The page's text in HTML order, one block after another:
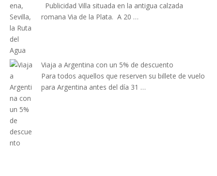
Publicidad Villa situada en la antigua calzada
romana Via de la Plata. A 20 …
Viaja a Argentina con un 5% de descuento
Para todos aquellos que reserven su billete de vuelo
para Argentina antes del día 31 …